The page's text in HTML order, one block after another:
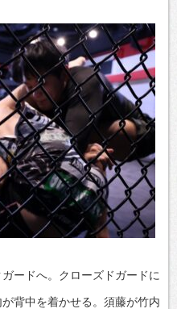
ードへ。クローズドガードに
背中を着かせる。須藤が竹内